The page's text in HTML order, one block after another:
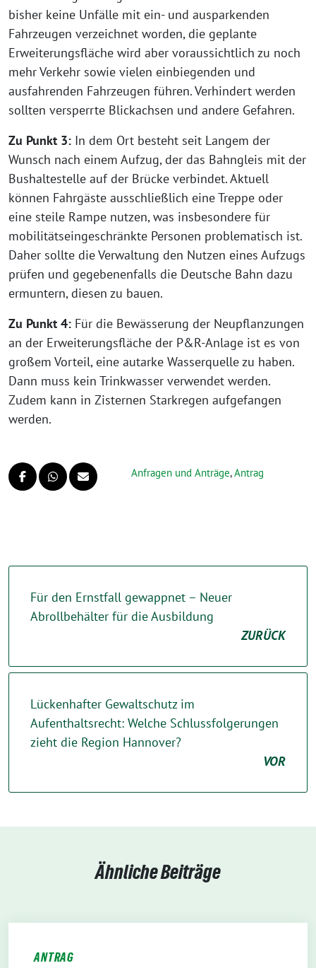
bisher keine Unfälle mit ein- und ausparkenden
Fahrzeugen verzeichnet worden, die geplante
Erweiterungsfläche wird aber voraussichtlich zu noch
mehr Verkehr sowie vielen einbiegenden und
ausfahrenden Fahrzeugen führen. Verhindert werden
sollten versperrte Blickachsen und andere Gefahren.
Zu Punkt 3: In dem Ort besteht seit Langem der
Wunsch nach einem Aufzug, der das Bahngleis mit der
Bushaltestelle auf der Brücke verbindet. Aktuell
können Fahrgäste ausschließlich eine Treppe oder
eine steile Rampe nutzen, was insbesondere für
mobilitätseingeschränkte Personen problematisch ist.
Daher sollte die Verwaltung den Nutzen eines Aufzugs
prüfen und gegebenenfalls die Deutsche Bahn dazu
ermuntern, diesen zu bauen.
Zu Punkt 4: Für die Bewässerung der Neupflanzungen
an der Erweiterungsfläche der P&R-Anlage ist es von
großem Vorteil, eine autarke Wasserquelle zu haben.
Dann muss kein Trinkwasser verwendet werden.
Zudem kann in Zisternen Starkregen aufgefangen
werden.
Anfragen und Anträge,Antrag
Für den Ernstfall gewappnet – Neuer
Abrollbehälter für die Ausbildung
ZURÜCK
Lückenhafter Gewaltschutz im
Aufenthaltsrecht: Welche Schlussfolgerungen
zieht die Region Hannover?
VOR
Ähnliche Beiträge
ANTRAG